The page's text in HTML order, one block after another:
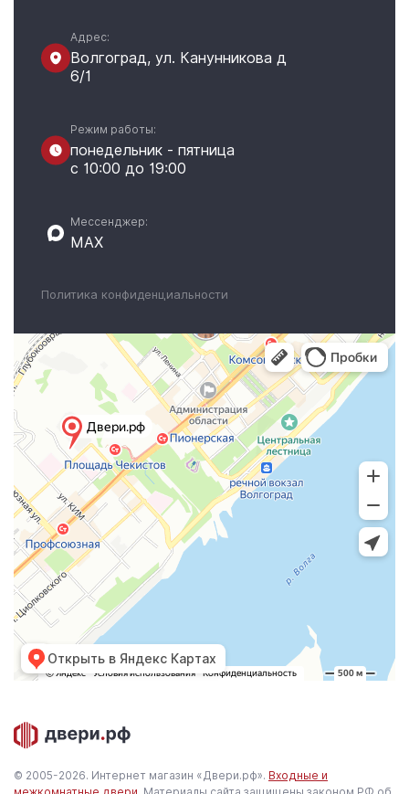
Адрес:
Волгоград, ул. Канунникова д
6/1
Режим работы:
понедельник - пятница
с 10:00 до 19:00
Мессенджер:
MAX
Политика конфиденциальности
Открыть в Яндекс Картах
© 2005-2026. Интернет магазин «Двери.рф». Входные и